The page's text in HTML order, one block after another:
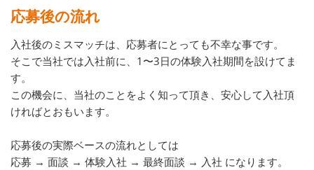
応募後の流れ
入社後のミスマッチは、応募者にとっても不幸な事です。
そこで当社では入社前に、1〜3日の体験入社期間を設けてま
す。
この機会に、当社のことをよく知って頂き、安心して入社頂
ければとおもいます。
応募後の実際ベースの流れとしては
応募 → 面談 → 体験入社 → 最終面談 → 入社 になります。